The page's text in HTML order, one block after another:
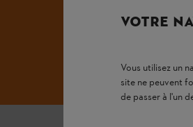
VOTRE
Vous utilisez un
site ne peuvent
de passer à l'un